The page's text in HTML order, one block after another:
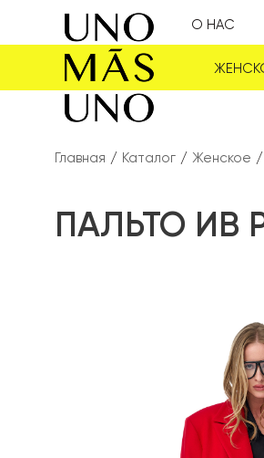
О НАС
Главная / Каталог / Женское /
ПАЛЬТО ИВ